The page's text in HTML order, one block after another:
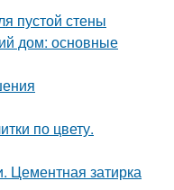
пустой стены
дом: основные
по цвету.
Цементная затирка